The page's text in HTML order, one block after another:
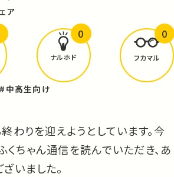
ア
どんな学びがありましたか？
ナルホド
0
フカマル
0
#中高生向け
わりを迎えようとしています。今
くちゃん通信を読んでいただき、あ
いました。